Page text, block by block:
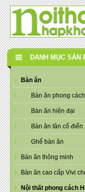
DANH MỤC SẢN
Bàn ăn
Bàn ăn phong
Bàn ăn hiện đại
Bàn ăn tân cổ điển
Ghế bàn ăn
Bàn ăn thông minh
Bàn ăn cao cấp Vivi
Nội thất phong cách